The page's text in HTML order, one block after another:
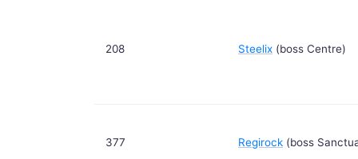
208 Steelix (boss Centre)
377 Regirock (boss